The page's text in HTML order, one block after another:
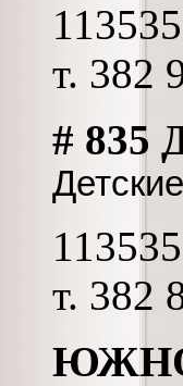
т. 382
#
т. 382